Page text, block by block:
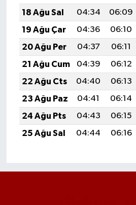
18 Ağu Sal
04:34 06:09
19 Ağu Çar
04:36 06:10
20 Ağu Per
04:37 06:11
21 Ağu Cum
04:39 06:12
22 Ağu Cts
04:40 06:13
23 Ağu Paz
04:41 06:14
24 Ağu Pts
04:43 06:15
25 Ağu Sal
04:44 06:16